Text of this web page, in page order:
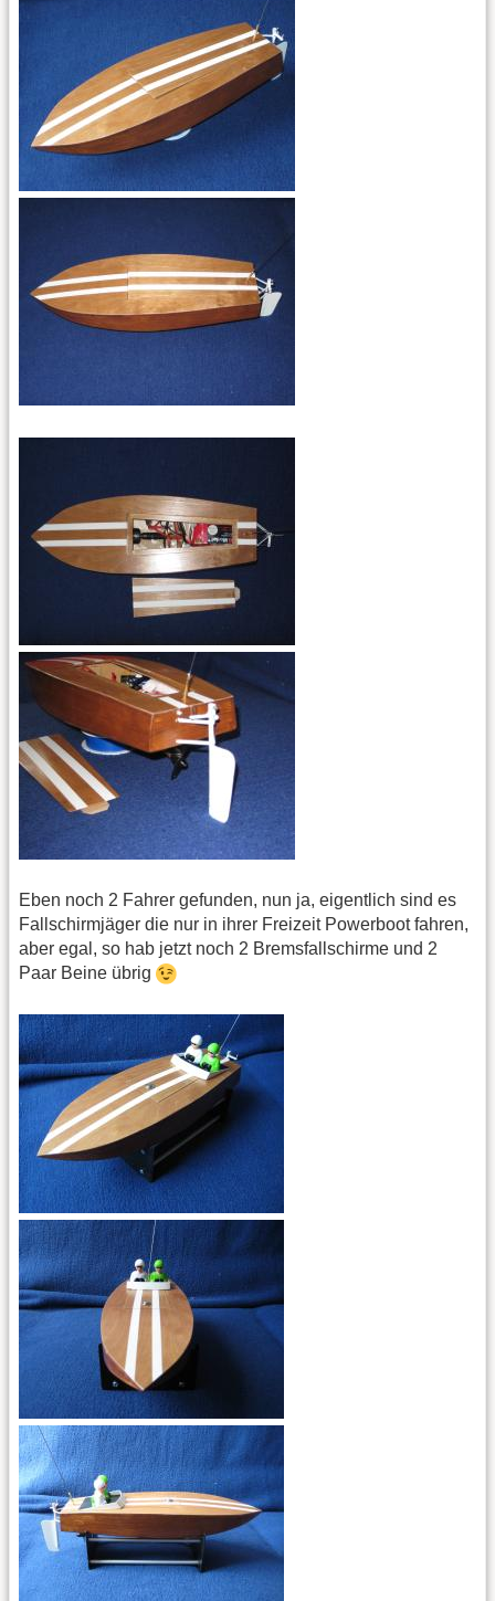
Eben noch 2 Fahrer gefunden, nun ja, eigentlich sind es
Fallschirmjäger die nur in ihrer Freizeit Powerboot fahren,
aber egal, so hab jetzt noch 2 Bremsfallschirme und 2
Paar Beine übrig